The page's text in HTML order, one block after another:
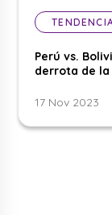
Perú vs.
derrota de la
17 Nov 2023